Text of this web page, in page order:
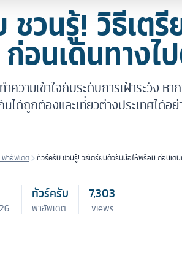
ชวนรู้! วิธีเต
อนเดินทางไ
ความเข้าใจกับระดับการเฝ้าระวัง ห
ได้ถูกต้องและเที่ยวต่างประเทศได้อ
าอัพเดต ทัวร์ครับ ชวนรู้! วิธีเตรียมตัวรับมือให้พร้อม ก่อ
ทัวร์ครับ
พาอัพเดต
7,303
views